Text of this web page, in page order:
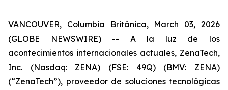
VANCOUVER, Columbia Británica, March 03, 2026
(GLOBE NEWSWIRE) -- A la luz de los
acontecimientos internacionales actuales, ZenaTech,
Inc. (Nasdaq: ZENA) (FSE: 49Q) (BMV: ZENA)
(“ZenaTech”), proveedor de soluciones tecnológicas